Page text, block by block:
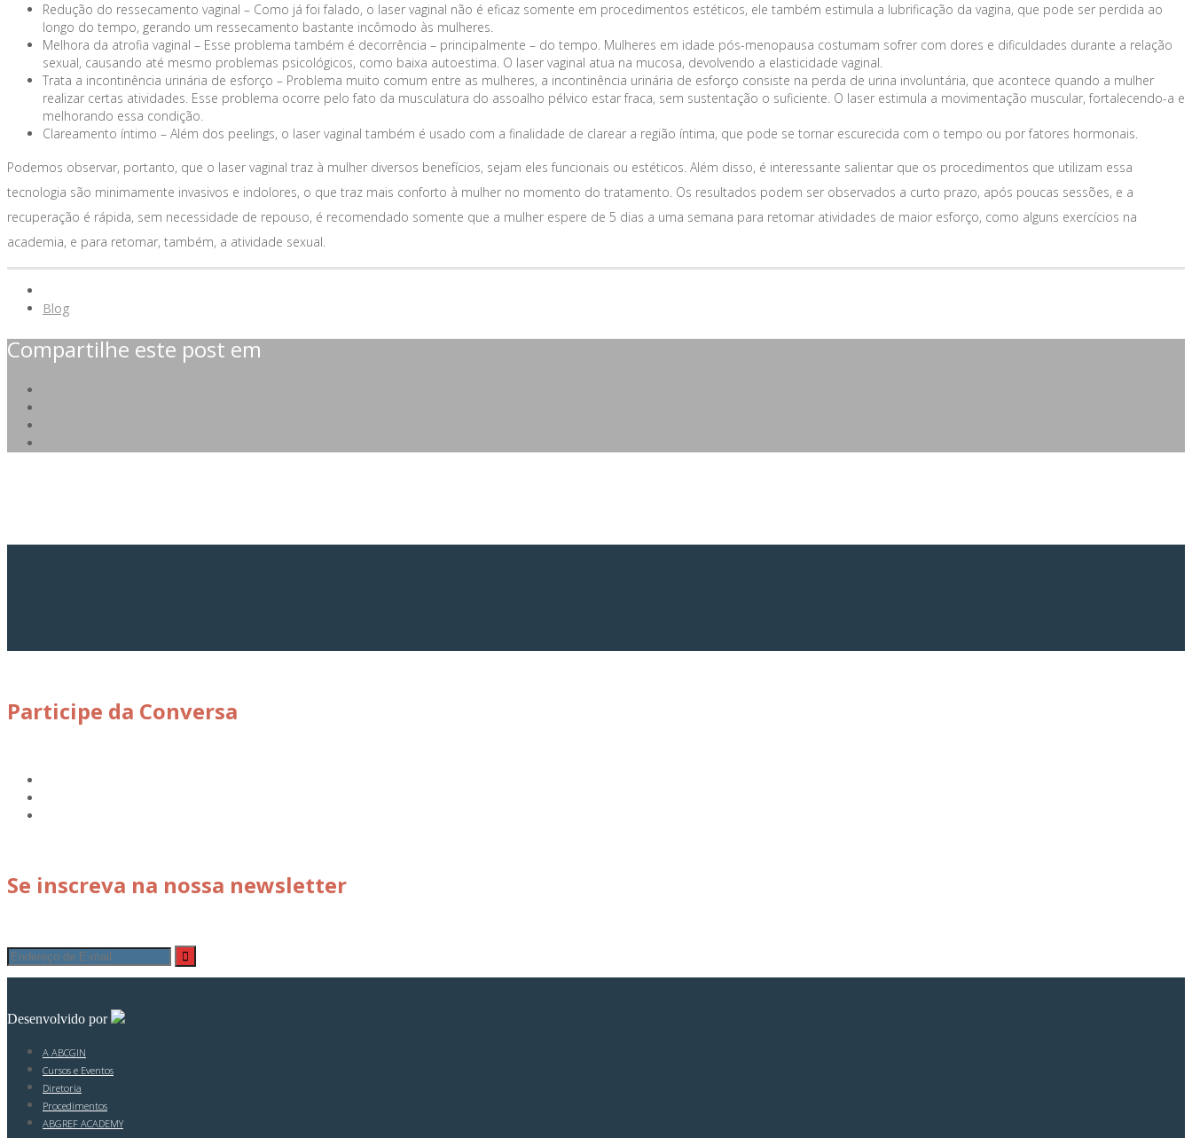
Redução do ressecamento vaginal – Como já foi falado, o laser vaginal não é eficaz somente em procedimentos estéticos, ele também estimula a lubrificação da vagina, que pode ser perdida ao
longo do tempo, gerando um ressecamento bastante incômodo às mulheres.
Melhora da atrofia vaginal – Esse problema também é decorrência – principalmente – do tempo. Mulheres em idade pós-menopausa costumam sofrer com dores e dificuldades durante a relação
sexual, causando até mesmo problemas psicológicos, como baixa autoestima. O laser vaginal atua na mucosa, devolvendo a elasticidade vaginal.
Trata a incontinência urinária de esforço – Problema muito comum entre as mulheres, a incontinência urinária de esforço consiste na perda de urina involuntária, que acontece quando a mulher
realizar certas atividades. Esse problema ocorre pelo fato da musculatura do assoalho pélvico estar fraca, sem sustentação o suficiente. O laser estimula a movimentação muscular, fortalecendo-a e
melhorando essa condição.
Clareamento íntimo – Além dos peelings, o laser vaginal também é usado com a finalidade de clarear a região íntima, que pode se tornar escurecida com o tempo ou por fatores hormonais.
Podemos observar, portanto, que o laser vaginal traz à mulher diversos benefícios, sejam eles funcionais ou estéticos. Além disso, é interessante salientar que os procedimentos que utilizam essa
tecnologia são minimamente invasivos e indolores, o que traz mais conforto à mulher no momento do tratamento. Os resultados podem ser observados a curto prazo, após poucas sessões, e a
recuperação é rápida, sem necessidade de repouso, é recomendado somente que a mulher espere de 5 dias a uma semana para retomar atividades de maior esforço, como alguns exercícios na
academia, e para retomar, também, a atividade sexual.
Blog
Compartilhe este post em
Participe da Conversa
Se inscreva na nossa newsletter
Desenvolvido por
A ABCGIN
Cursos e Eventos
Diretoria
Procedimentos
ABGREF ACADEMY